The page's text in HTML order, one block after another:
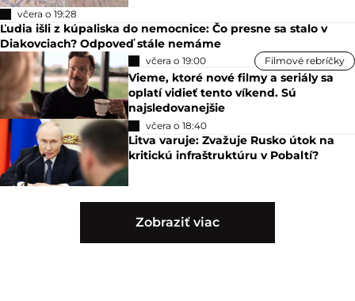
včera o 19:28
Ľudia išli z kúpaliska do nemocnice: Čo presne sa stalo v
Diakovciach? Odpoveď stále nemáme
včera o 19:00 Filmové rebríčky
Vieme, ktoré nové filmy a seriály sa
oplatí vidieť tento víkend. Sú
najsledovanejšie
včera o 18:40
Litva varuje: Zvažuje Rusko útok na
kritickú infraštruktúru v Pobaltí?
Zobraziť viac